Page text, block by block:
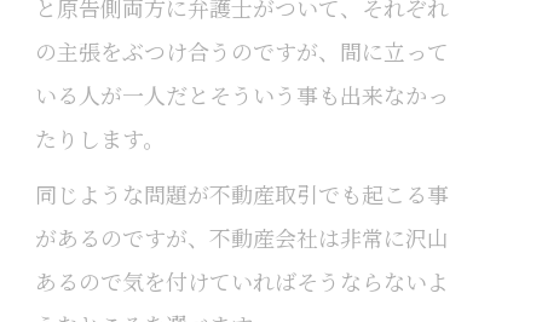
と原告側両方に弁護士がついて、それぞれ
の主張をぶつけ合うのですが、間に立って
いる人が一人だとそういう事も出来なかっ
たりします。
同じような問題が不動産取引でも起こる事
があるのですが、不動産会社は非常に沢山
あるので気を付けていればそうならないよ